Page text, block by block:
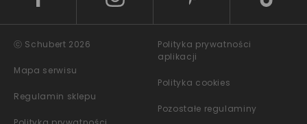
ⓒ Schubert 2026
Mapa serwisu
Regulamin sklepu
Polityka prywatności
aplikacji
Polityka cookies
Pozostałe regulaminy